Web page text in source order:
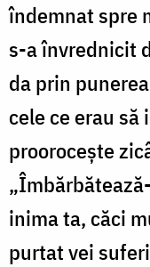
îndemnat spre
s-a învrednicit
da prin
cele ce erau
proorocește
inima ta, căci
purtat vei